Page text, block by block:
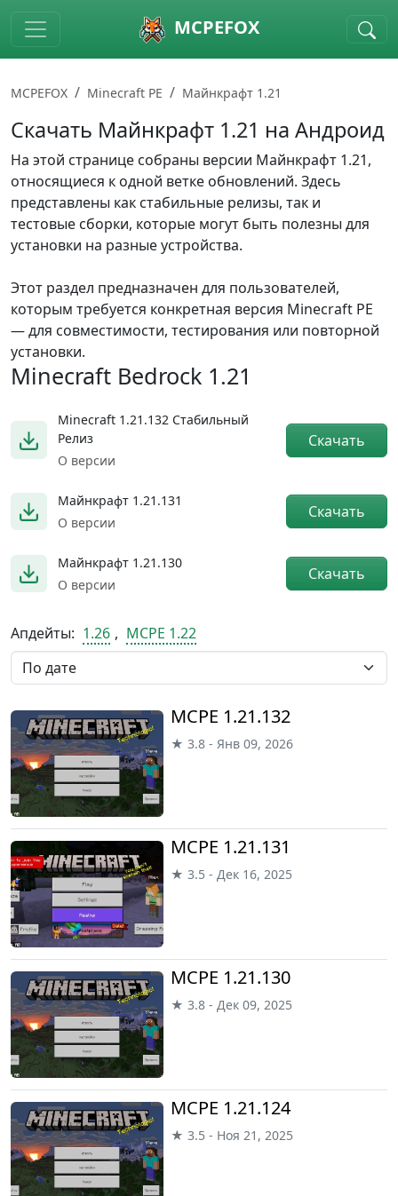
Skip to main content MCPEFOX
MCPEFOX Minecraft PE Майнкрафт 1.21
Скачать Майнкрафт 1.21 на Андроид
На этой странице собраны версии Майнкрафт 1.21,
относящиеся к одной ветке обновлений. Здесь
представлены как стабильные релизы, так и
тестовые сборки, которые могут быть полезны для
установки на разные устройства.
Этот раздел предназначен для пользователей,
которым требуется конкретная версия Minecraft PE
— для совместимости, тестирования или повторной
установки.
Minecraft Bedrock 1.21
Minecraft 1.21.132 Стабильный
Релиз
О версии
Скачать
Майнкрафт 1.21.131
О версии
Скачать
Майнкрафт 1.21.130
О версии
Скачать
Апдейты: 1.26 , MCPE 1.22
MCPE 1.21.132
★ 3.8 - Янв 09, 2026
MCPE 1.21.131
★ 3.5 - Дек 16, 2025
MCPE 1.21.130
★ 3.8 - Дек 09, 2025
MCPE 1.21.124
★ 3.5 - Ноя 21, 2025